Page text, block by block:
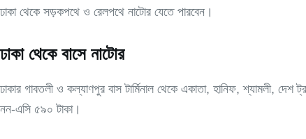
ঢাকা থেকে সড়কপথে ও রেলপথে নাটোর যেতে পারবেন।
ঢাকা থেকে বাসে নাটোর
ঢাকার গাবতলী ও কল্যাণপুর বাস টার্মিনাল থেকে একাতা, হানিফ, শ্যামলী,
নন-এসি ৫৯০ টাকা।